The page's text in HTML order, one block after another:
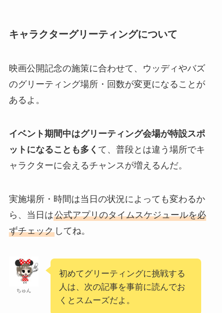
キャラクターグリーティングについて
映画公開記念の施策に合わせて、ウッディやバズ
のグリーティング場所・回数が変更になることが
あるよ。
イベント期間中はグリーティング会場が特設スポ
ットになることも多く て、普段とは違う場所でキ
ャラクターに会えるチャンスが増えるんだ。
実施場所・時間は当日の状況によっても変わるか
ら、当日は公式アプリのタイムスケジュールを必
ずチェックしてね。
ちゅん
初めてグリーティングに挑戦する
人は、次の記事を事前に読んでお
くとスムーズだよ。